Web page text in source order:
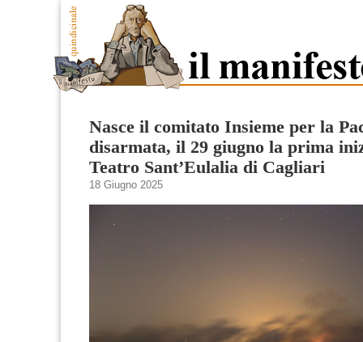
Nasce il comitato Insieme per la
disarmata, il 29 giugno la prima
Teatro Sant’Eulalia di Cagliari
18 Giugno 2025